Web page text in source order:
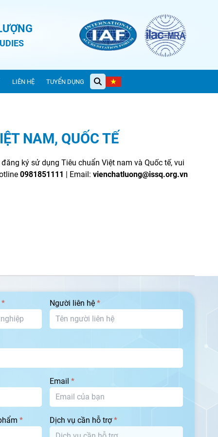
LIÊN HỆ TUYỂN DỤNG
NAM, QUỐC TẾ
ký sử dụng Tiêu chuẩn Việt nam và Quốc tế, vui
0981851111 | Email: vienchatluong@issq.org.vn
* Người liên hệ *
Email *
* Dịch vụ cần hỗ trợ*